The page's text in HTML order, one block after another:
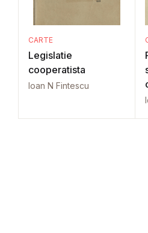
CARTE
Legislatie
cooperatista
Ioan N Fintescu